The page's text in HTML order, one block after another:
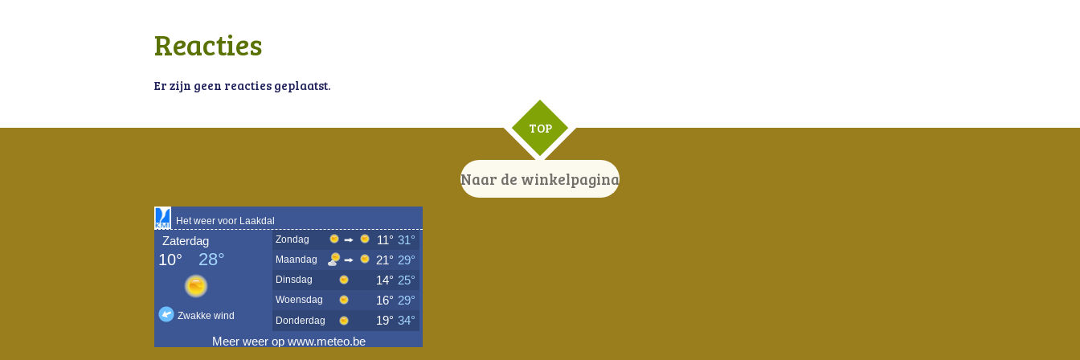
Reacties
Er zijn geen reacties geplaatst.
TOP
Naar de winkelpagina